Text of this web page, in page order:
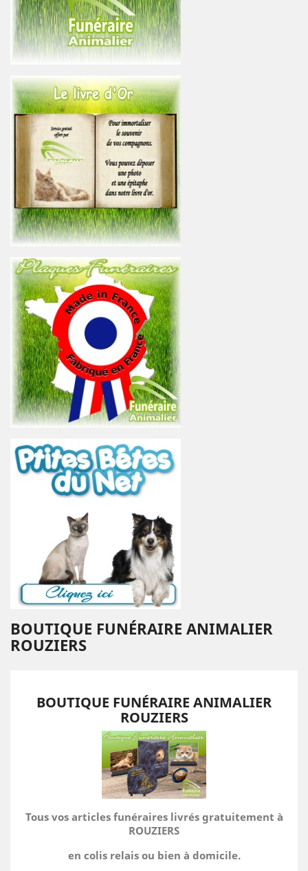
BOUTIQUE FUNÉRAIRE ANIMALIER
ROUZIERS
BOUTIQUE FUNÉRAIRE ANIMALIER
ROUZIERS
Tous vos articles funéraires livrés gratuitement à
ROUZIERS
en colis relais ou bien à domicile.